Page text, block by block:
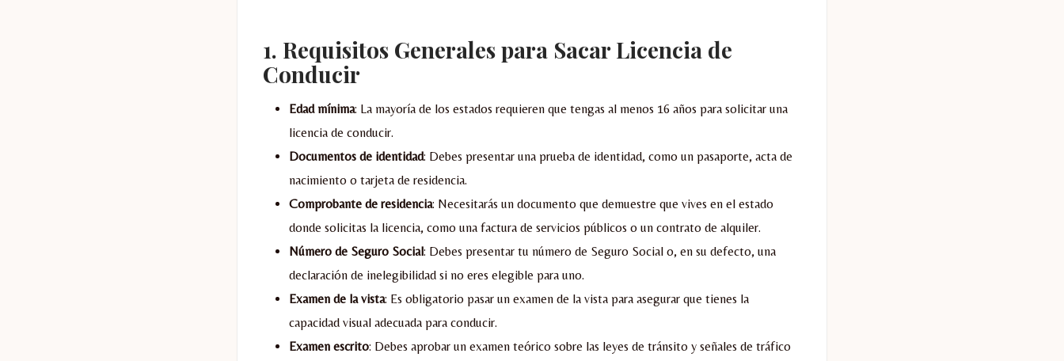
1. Requisitos Generales para Sacar Licencia de
Conducir
Edad mínima: La mayoría de los estados requieren que tengas al menos 16 años para solicitar una
licencia de conducir.
Documentos de identidad: Debes presentar una prueba de identidad, como un pasaporte, acta de
nacimiento o tarjeta de residencia.
Comprobante de residencia: Necesitarás un documento que demuestre que vives en el estado
donde solicitas la licencia, como una factura de servicios públicos o un contrato de alquiler.
Número de Seguro Social: Debes presentar tu número de Seguro Social o, en su defecto, una
declaración de inelegibilidad si no eres elegible para uno.
Examen de la vista: Es obligatorio pasar un examen de la vista para asegurar que tienes la
capacidad visual adecuada para conducir.
Examen escrito: Debes aprobar un examen teórico sobre las leyes de tránsito y señales de tráfico